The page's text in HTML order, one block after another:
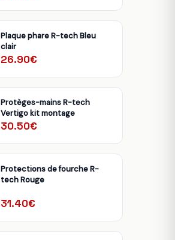
Plaque phare R-tech Bleu
clair
26.90€
Protèges-mains R-tech
Vertigo kit montage
30.50€
Protections de fourche R-
tech Rouge
31.40€